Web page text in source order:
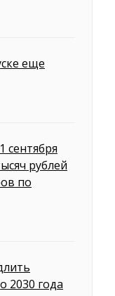
еще
сентября
рублей
по
2030 года